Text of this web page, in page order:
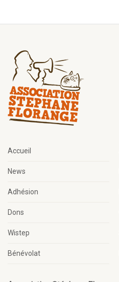
Accueil
News
Adhésion
Dons
Wistep
Bénévolat